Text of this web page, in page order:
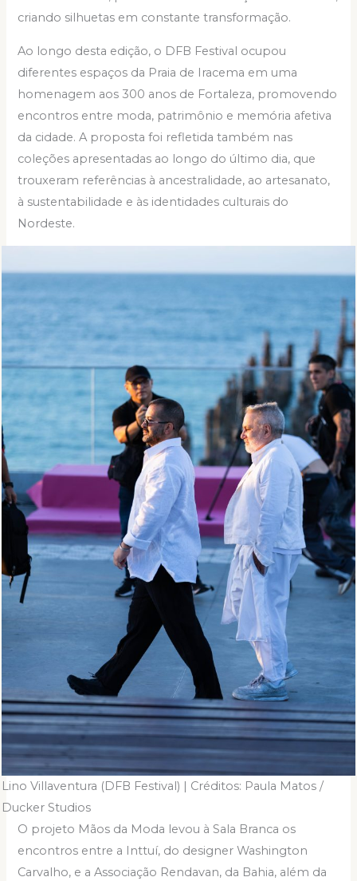
criando silhuetas em constante transformação.
Ao longo desta edição, o DFB Festival ocupou
diferentes espaços da Praia de Iracema em uma
homenagem aos 300 anos de Fortaleza, promovendo
encontros entre moda, patrimônio e memória afetiva
da cidade. A proposta foi refletida também nas
coleções apresentadas ao longo do último dia, que
trouxeram referências à ancestralidade, ao artesanato,
à sustentabilidade e às identidades culturais do
Nordeste.
Lino Villaventura (DFB Festival) | Créditos: Paula Matos /
Ducker Studios
O projeto Mãos da Moda levou à Sala Branca os
encontros entre a Inttuí, do designer Washington
Carvalho, e a Associação Rendavan, da Bahia, além da